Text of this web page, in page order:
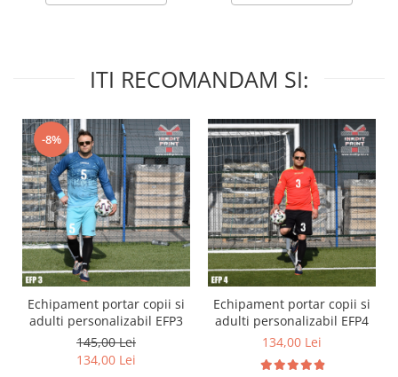
ITI RECOMANDAM SI:
-8%
Echipament portar copii si
adulti personalizabil EFP3
145,00 Lei
134,00 Lei
Echipament portar copii si
adulti personalizabil EFP4
134,00 Lei